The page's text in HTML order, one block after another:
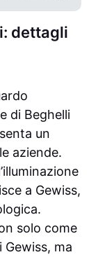
dettagli
di Beghelli
un
aziende.
a Gewiss,
solo come
ma